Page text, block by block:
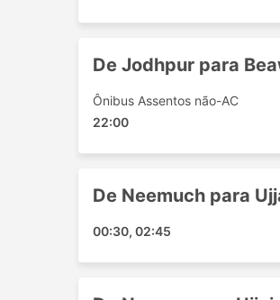
Bhopal
Nirmal
Dhanera
Mehsana
Lucknow
Malegaon
Chorahata
De Jodhpur para
Ônibus Assentos não-AC
22:00
De Neemuch para
00:30, 02:45